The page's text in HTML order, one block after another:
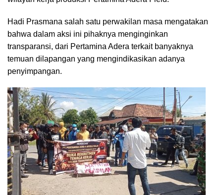
Hadi Prasmana salah satu perwakilan masa mengatakan
bahwa dalam aksi ini pihaknya menginginkan
transparansi, dari Pertamina Adera terkait banyaknya
temuan dilapangan yang mengindikasikan adanya
penyimpangan.